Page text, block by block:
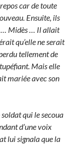
car de toute
Ensuite, ils
… Midès … Il allait
qu’elle ne serait
tellement de
Mais elle
mariée avec son
qui le secoua
d’une voix
lui signala que la